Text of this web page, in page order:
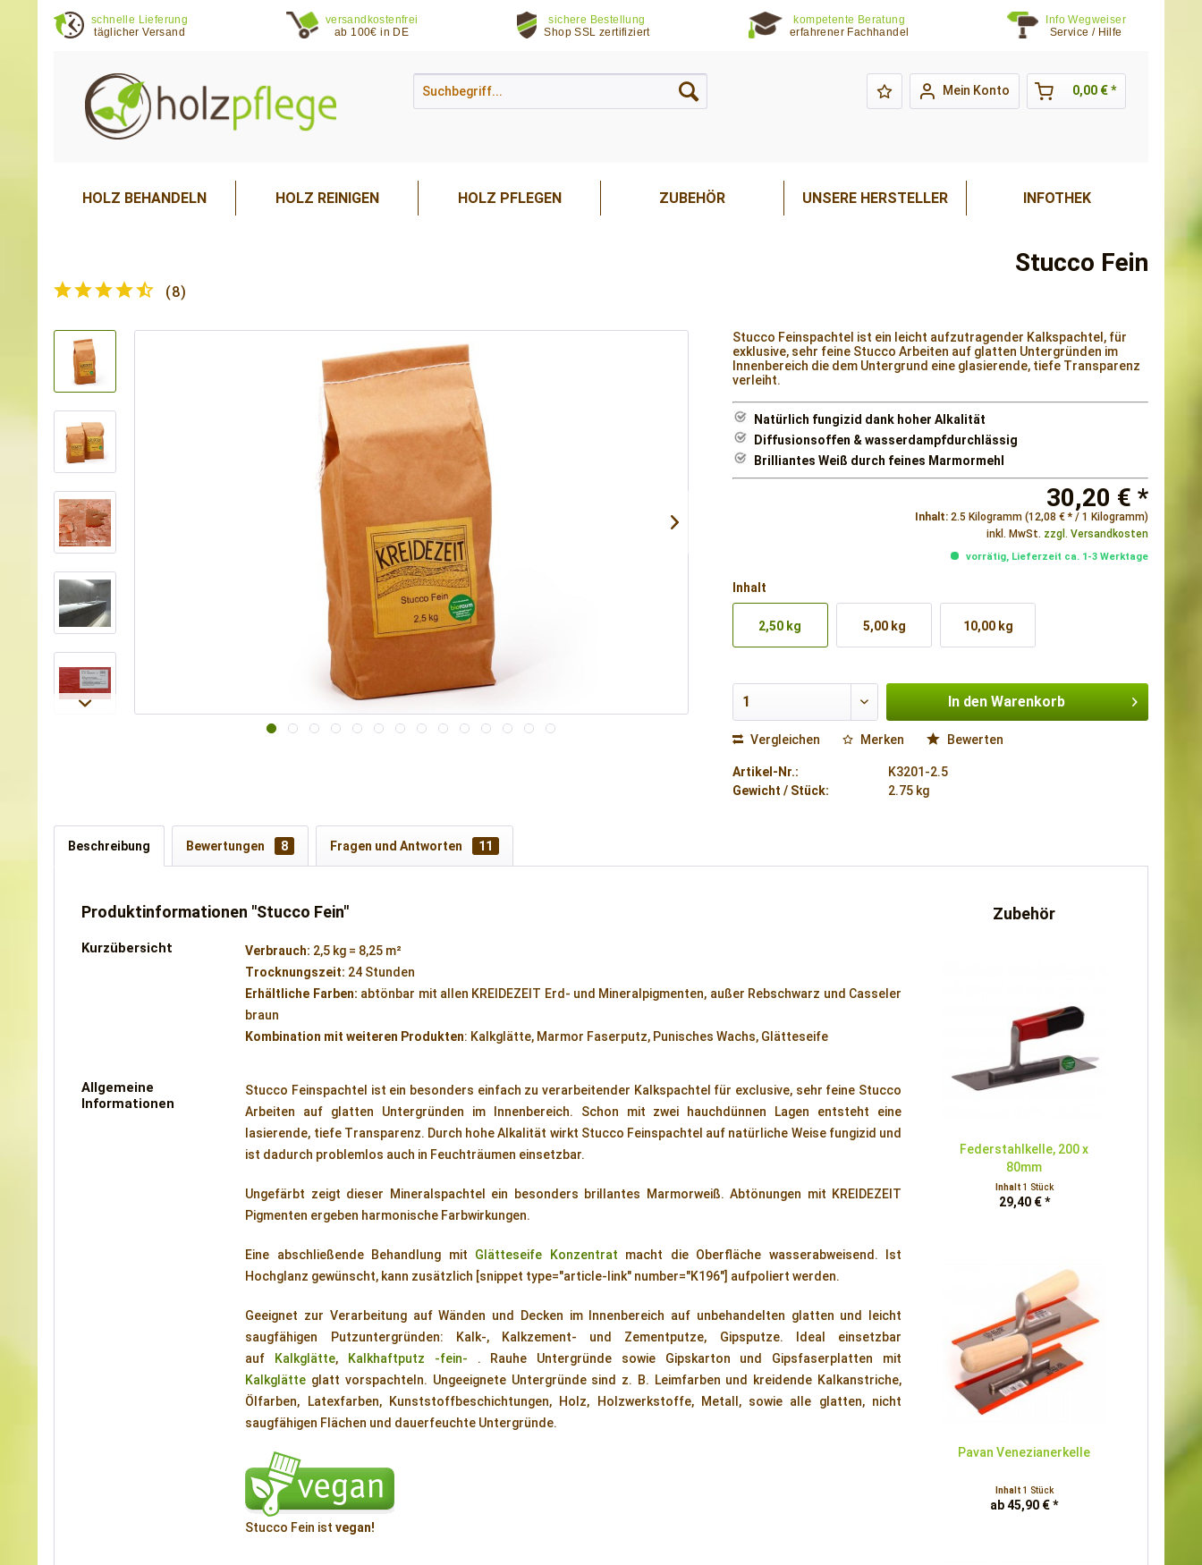
schnelle Lieferung
täglicher Versand
versandkostenfrei
ab 100€ in DE
sichere Bestellung
Shop SSL zertifiziert
kompetente Beratung
erfahrener Fachhandel
Info Wegweiser
Service / Hilfe
Mein Konto 0,00 € *
HOLZ BEHANDELN HOLZ REINIGEN HOLZ PFLEGEN ZUBEHÖR UNSERE HERSTELLER INFOTHEK
Stucco Fein
(8)
Stucco Feinspachtel ist ein leicht aufzutragender Kalkspachtel, für
exklusive, sehr feine Stucco Arbeiten auf glatten Untergründen im
Innenbereich die dem Untergrund eine glasierende, tiefe Transparenz
verleiht.
Natürlich fungizid dank hoher Alkalität
Diffusionsoffen & wasserdampfdurchlässig
Brilliantes Weiß durch feines Marmormehl
30,20 € *
Inhalt: 2.5 Kilogramm (12,08 € * / 1 Kilogramm)
inkl. MwSt. zzgl. Versandkosten
vorrätig, Lieferzeit ca. 1-3 Werktage
Inhalt
2,50 kg 5,00 kg 10,00 kg
In den Warenkorb
Vergleichen Merken Bewerten
Artikel-Nr.:
K3201-2.5
Gewicht / Stück:
2.75 kg
Beschreibung Bewertungen 8 Fragen und Antworten 11
Produktinformationen "Stucco Fein"
Kurzübersicht Verbrauch: 2,5 kg = 8,25 m²
Trocknungszeit: 24 Stunden
Erhältliche Farben: abtönbar mit allen KREIDEZEIT Erd- und Mineralpigmenten, außer Rebschwarz und Casseler
braun
Kombination mit weiteren Produkten: Kalkglätte, Marmor Faserputz, Punisches Wachs, Glätteseife
Allgemeine
Informationen
Stucco Feinspachtel ist ein besonders einfach zu verarbeitender Kalkspachtel für exclusive, sehr feine Stucco
Arbeiten auf glatten Untergründen im Innenbereich. Schon mit zwei hauchdünnen Lagen entsteht eine
lasierende, tiefe Transparenz. Durch hohe Alkalität wirkt Stucco Feinspachtel auf natürliche Weise fungizid und
ist dadurch problemlos auch in Feuchträumen einsetzbar.
Ungefärbt zeigt dieser Mineralspachtel ein besonders brillantes Marmorweiß. Abtönungen mit KREIDEZEIT
Pigmenten ergeben harmonische Farbwirkungen.
Eine abschließende Behandlung mit Glätteseife Konzentrat macht die Oberfläche wasserabweisend. Ist
Hochglanz gewünscht, kann zusätzlich [snippet type="article-link" number="K196"] aufpoliert werden.
Geeignet zur Verarbeitung auf Wänden und Decken im Innenbereich auf unbehandelten glatten und leicht
saugfähigen Putzuntergründen: Kalk-, Kalkzement- und Zementputze, Gipsputze. Ideal einsetzbar
auf
Kalkglätte, Kalkhaftputz -fein- . Rauhe Untergründe sowie Gipskarton und Gipsfaserplatten mit
Kalkglätte glatt vorspachteln. Ungeeignete Untergründe sind z. B. Leimfarben und kreidende Kalkanstriche,
Ölfarben, Latexfarben, Kunststoffbeschichtungen, Holz, Holzwerkstoffe, Metall, sowie alle glatten, nicht
saugfähigen Flächen und dauerfeuchte Untergründe.
Stucco Fein istvegan!
Zubehör
Federstahlkelle, 200 x
80mm
Inhalt 1 Stück
29,40 € *
Pavan Venezianerkelle
Inhalt 1 Stück
ab 45,90 € *